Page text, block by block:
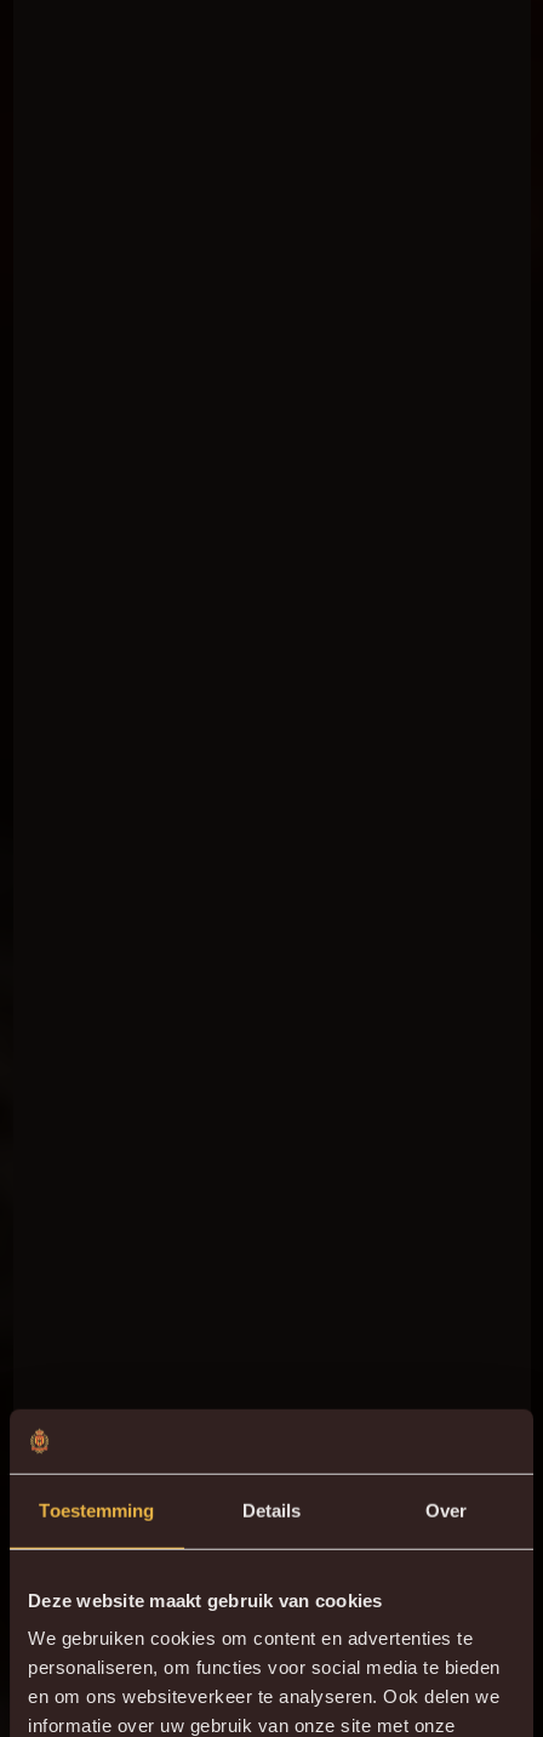
Toestemming Details Over
Deze website maakt gebruik van cookies
We gebruiken cookies om content en advertenties te
personaliseren, om functies voor social media te bieden
en om ons websiteverkeer te analyseren. Ook delen we
informatie over uw gebruik van onze site met onze